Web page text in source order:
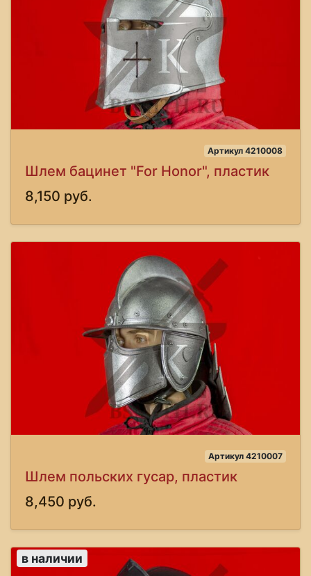
Артикул 4210008
Шлем бацинет "For Honor", пластик
8,150 руб.
Артикул 4210007
Шлем польских гусар, пластик
8,450 руб.
в наличии